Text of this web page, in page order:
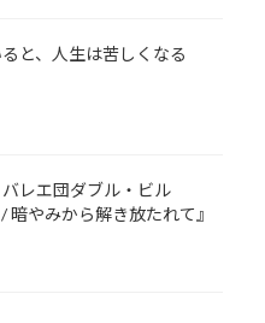
と、人生は苦しくなる
バレエ団ダブル・ビル
暗やみから解き放たれて』